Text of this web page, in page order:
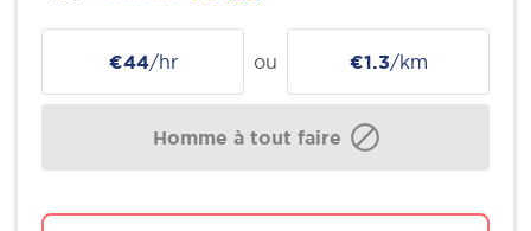
€44/hr ou €1.3/km
Homme à tout faire